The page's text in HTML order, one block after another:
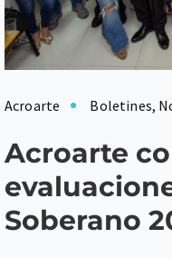
Acroarte Boletines,
Acroarte
Soberano